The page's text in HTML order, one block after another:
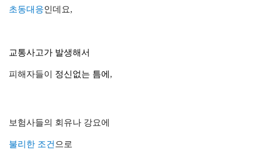
초동대응인데요,
교통사고가 발생해서
피해자들이 정신없는 틈에 ,
보험사들의 회유나 강요에
불리한 조건으로